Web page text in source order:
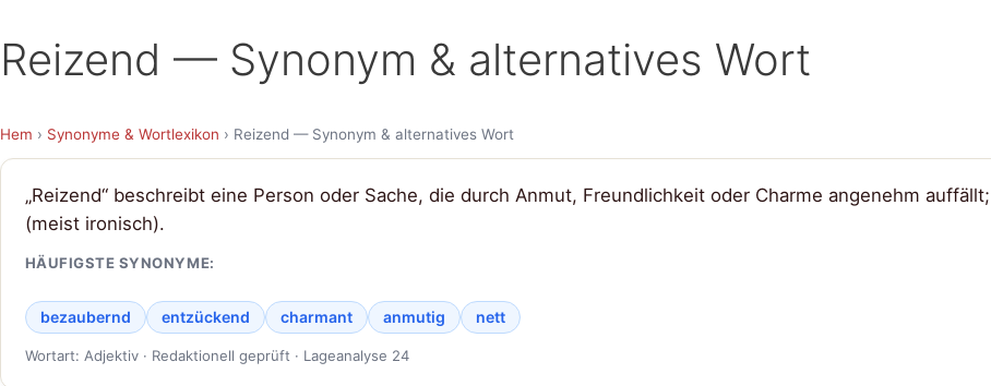
Reizend — Synonym & alternatives Wort
Hem › Synonyme & Wortlexikon › Reizend — Synonym & alternatives Wort
„Reizend“ beschreibt eine Person oder Sache, die durch Anmut, Freundlichkeit oder Charme angenehm
(meist ironisch).
HÄUFIGSTE SYNONYME:
bezaubernd entzückend charmant anmutig nett
Wortart: Adjektiv · Redaktionell geprüft · Lageanalyse 24